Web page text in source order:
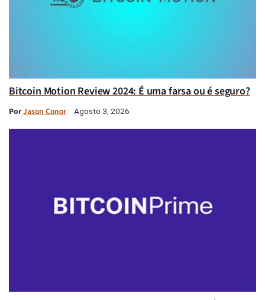
Bitcoin Motion Review 2024: É uma farsa ou é seguro?
PorJason Conor Agosto 3, 2026